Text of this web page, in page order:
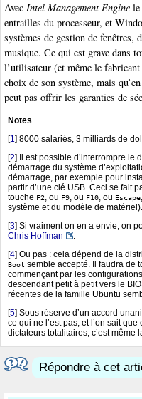
Avec Intel Management Engine le
entrailles du processeur, et
systèmes de gestion de fenêtres,
musique. Ce qui est grave dans
l’utilisateur (et même le
choix de son système, mais
peut pas offrir les garanties de
Notes
[1 ] 8000 salariés, 3 milliards de
[2] Il est possible d’interrompre le
démarrage du système
démarrage, par exemple pour
partir d’une clé USB. Ceci se fait
touche F2 , ou F9 , ou F10 , ou Escape
système et du modèle de matériel).
[3] Si vraiment on en a envie, on
Chris Hoffman
[4] Ou pas : cela dépend de la
Boot semble accepté. Il faudra de
commençant par les
descendant petit à petit vers le
récentes de la famille Ubuntu
[5] Sous réserve d’un accord
ce qui ne l’est pas, et l’on sait
dictateurs totalitaires, c’est même
Répondre à cet